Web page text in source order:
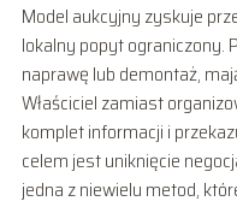
Model aukcyjny zyskuje
lokalny popyt ograniczony.
naprawę lub demontaż,
Właściciel zamiast
komplet informacji i
celem jest uniknięcie
jedna z niewielu metod,